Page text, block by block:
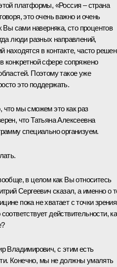
платформы, «Россия – страна
это очень важно и очень
Вы сами наверняка, сто процентов
люди разных направлений,
находятся в контакте, часто
конкретной сфере сопряжено
Поэтому такое уже
это поддержать.
мы сможем это как раз
что Татьяна Алексеевна
специально организуем.
в целом как Вы относитесь
Сергеевич сказал, а именно о
пока не хватает с точки зрения
действительности,
Владимирович, с этим есть
Конечно, мы не должны умалять